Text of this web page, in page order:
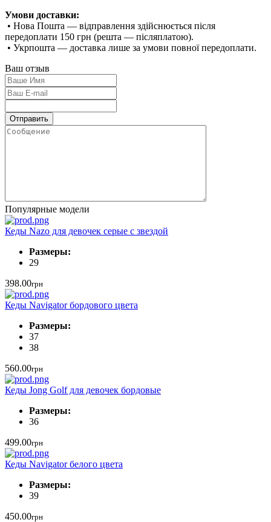
Умови доставки:
• Нова Пошта — відправлення здійснюється після
передоплати 150 грн (решта — післяплатою).
• Укрпошта — доставка лише за умови повної передоплати.
Ваш отзыв
Популярные модели
Кеды Nazo для девочек серые с звездой
Размеры:
29
398.00грн
Кеды Navigator бордового цвета
Размеры:
37
38
560.00грн
Кеды Jong Golf для девочек бордовые
Размеры:
36
499.00грн
Кеды Navigator белого цвета
Размеры:
39
450.00грн